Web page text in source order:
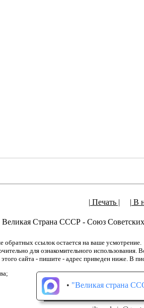
| Печать | | В
Великая Страна СССР - Союз
обратных ссылок остается на ваше усмотрение.
для ознакомительного
сайта - пишите - адрес приведен ниже. В
• "Великая страна